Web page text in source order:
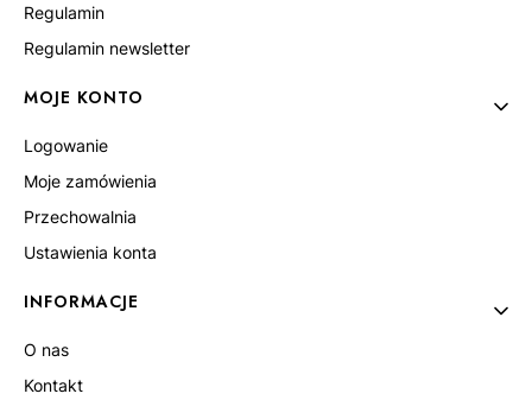
Regulamin
Regulamin newsletter
MOJE KONTO
Logowanie
Moje zamówienia
Przechowalnia
Ustawienia konta
INFORMACJE
O nas
Kontakt